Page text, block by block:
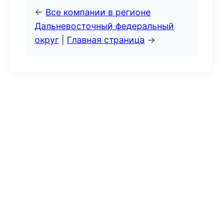
← Все компании в регионе
Дальневосточный федеральный
округ
Главная страница →